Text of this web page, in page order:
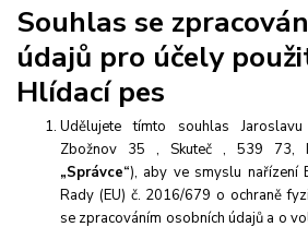
Souhlas se
údajů pro účely
Hlídací pes
Udělujete tímto souhlas
Zbožnov 35 , Skuteč , 539 73,
„Správce“), aby ve smyslu nařízení
Rady (EU) č. 2016/679 o ochraně
se zpracováním osobních údajů a o